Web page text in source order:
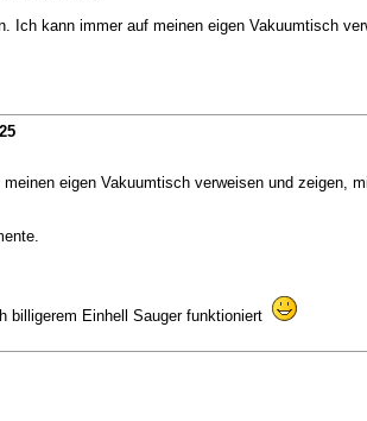
Ich kann immer auf meinen eigen Vakuumtisch
meinen eigen Vakuumtisch verweisen und zeigen,
billigerem Einhell Sauger funktioniert